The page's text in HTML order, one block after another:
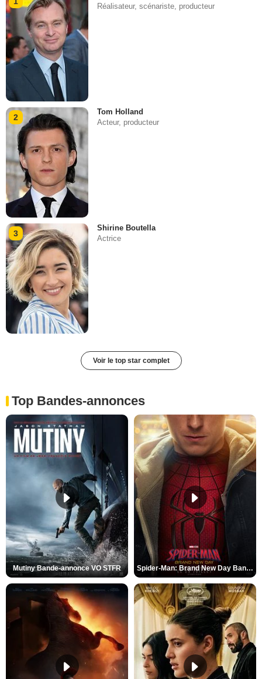
Réalisateur, scénariste, producteur
2
Tom Holland
Acteur, producteur
3
Shirine Boutella
Actrice
Voir le top star complet
Top Bandes-annonces
Mutiny Bande-annonce VO STFR Spider-Man: Brand New Day Bande-annonce VO STFR